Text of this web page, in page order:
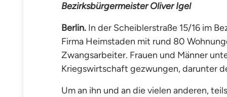
Bezirksbürgermeister Oliver Igel
Berlin.In der Scheiblerstraße 15/16 im
Firma Heimstaden mit rund 80
Zwangsarbeiter. Frauen und Männer
Kriegswirtschaft gezwungen, darunter
Um an ihn und an die vielen anderen,